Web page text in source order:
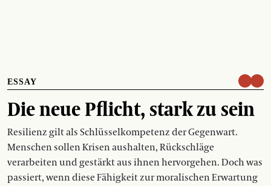
ESSAY
Die neue Pflicht, stark zu sein
Resilienz gilt als Schlüsselkompetenz der Gegenwart.
Menschen sollen Krisen aushalten, Rückschläge
verarbeiten und gestärkt aus ihnen hervorgehen. Doch was
passiert, wenn diese Fähigkeit zur moralischen Erwartung